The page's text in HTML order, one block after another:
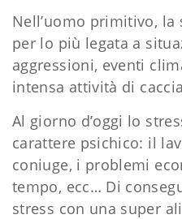
Nell’uomo primitivo, la
per lo più legata a
aggressioni, eventi
intensa attività di
Al giorno d’oggi lo
carattere psichico: il
coniuge, i problemi
tempo, ecc… Di
stress con una super